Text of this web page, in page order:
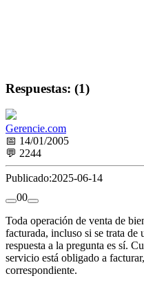
Respuestas: (1)
Gerencie.com
📅 14/01/2005
💬 2244
Publicado:2025-06-14
00
Toda operación de venta de
facturada, incluso si se trata de
respuesta a la pregunta es sí.
servicio está obligado a
correspondiente.